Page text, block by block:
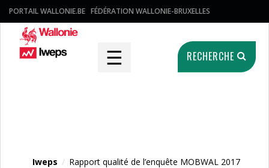
PORTAIL WALLONIE.BE FÉDÉRATION WALLONIE-BRUXELLES
☰ RECHERCHE
Iweps / Rapport qualité de l’enquête MOBWAL 2017